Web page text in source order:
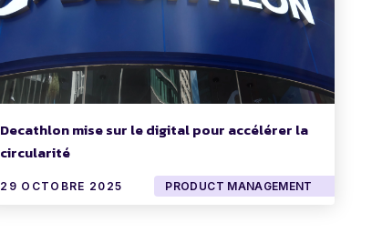
Decathlon mise sur le digital pour accélérer la
circularité
29 OCTOBRE 2025 PRODUCT MANAGEMENT